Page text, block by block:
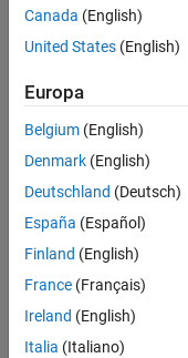
alle
Stellen
übersetzt.
Sie
nach
einem
Standort,
um
alle
in
Ihrer
Region
Canada (English)
United States (English)
Europa
Belgium (English)
Denmark (English)
Deutschland (Deutsch)
España (Español)
Finland (English)
France (Français)
Ireland (English)
Italia (Italiano)